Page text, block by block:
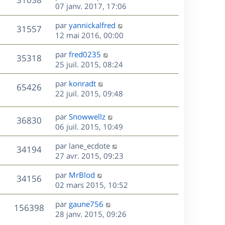
e
s
a
g
e
m
e
s
s
a
g
e
i
e
r
m
e
s
s
a
g
e
u
s
e
r
n
i
e
r
m
e
s
s
a
g
e
07 janv. 2017, 17:06
31557V
u
e
D
e
r
n
i
e
r
m
e
s
s
a
g
e
par yannickalfred
12 mai 2016, 00:00
35318V
u
e
D
e
r
n
i
r
m
e
s
s
a
g
e
par fred0235
25 juil. 2015, 08:24
65426V
u
e
D
e
i
e
r
m
e
s
s
a
g
e
par konradt
22 juil. 2015, 09:48
36830V
u
D
e
r
n
i
e
r
m
e
s
s
par Snowwellz
06 juil. 2015, 10:49
34194V
u
e
s
D
e
r
n
i
e
r
m
par lane_ecdote
27 avr. 2015, 09:23
34156V
u
e
D
e
r
n
i
par MrBlod
02 mars 2015, 10:52
156398V
D
e
par gaune756
28 janv. 2015, 09:26